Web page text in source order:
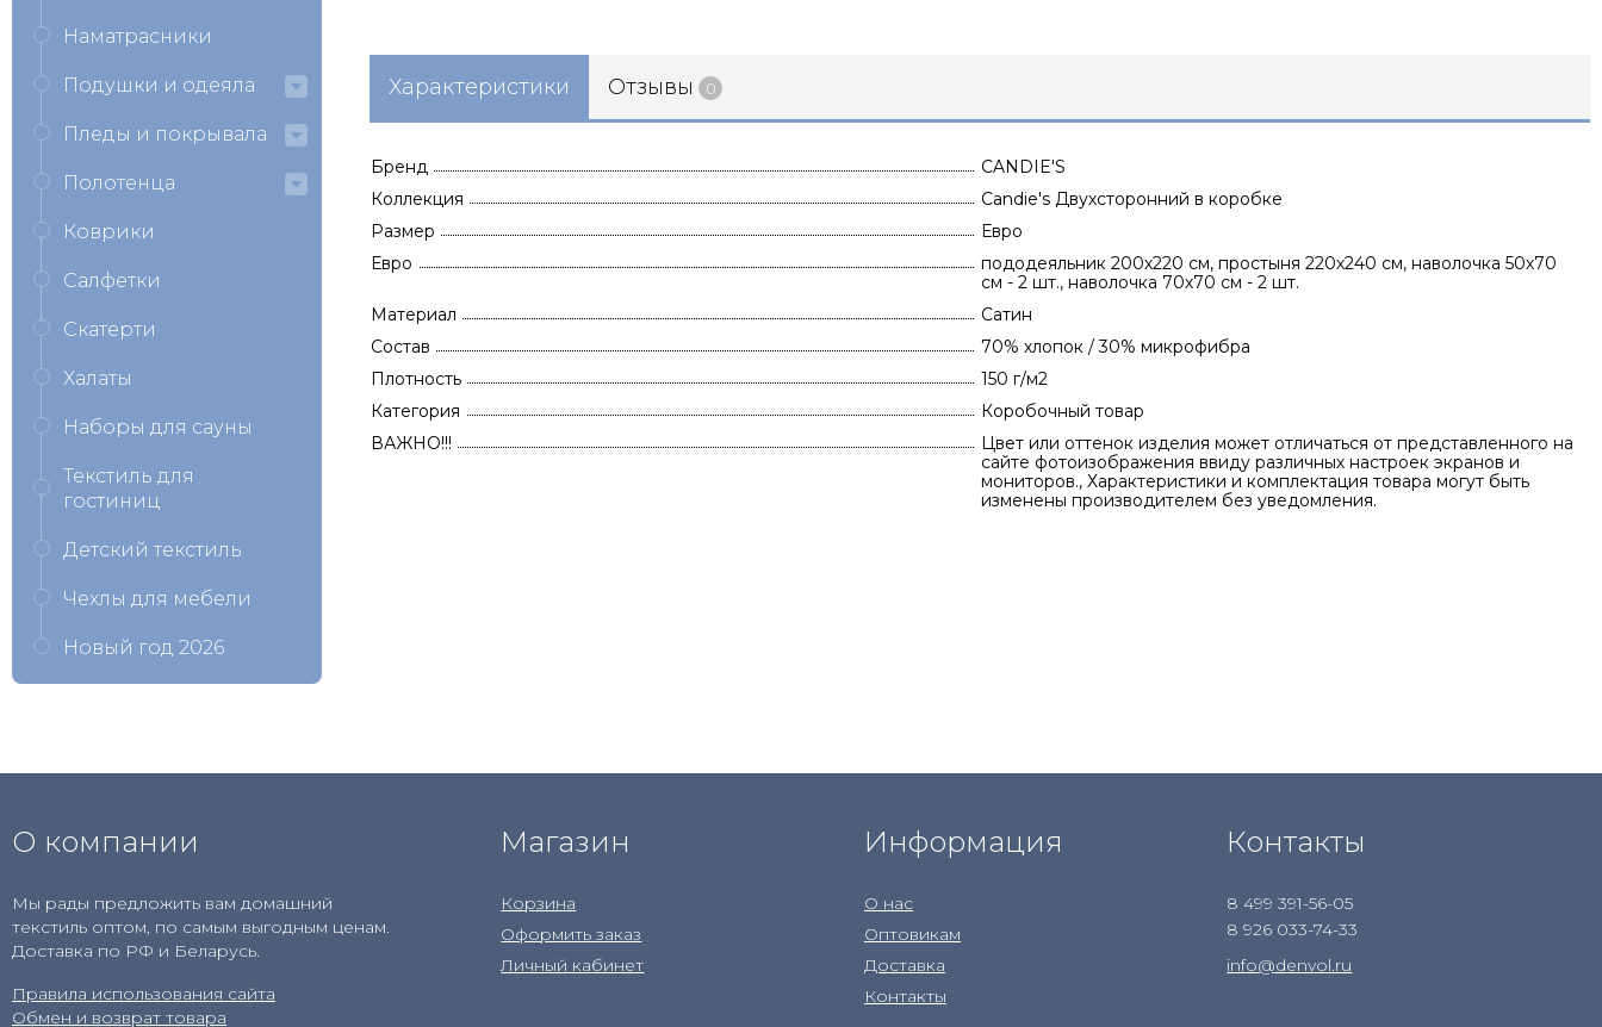
Характеристики Отзывы 0
Бренд
CANDIE'S
Коллекция
Candie's Двухсторонний в коробке
Размер
Евро
Евро
пододеяльник 200х220 см, простыня 220х240 см, наволочка 50х70
см - 2 шт., наволочка 70х70 см - 2 шт.
Материал
Сатин
Состав
70% хлопок / 30% микрофибра
Плотность
150 г/м2
Категория
Коробочный товар
ВАЖНО!!!
Цвет или оттенок изделия может отличаться от представленного на
сайте фотоизображения ввиду различных настроек экранов и
мониторов., Характеристики и комплектация товара могут быть
изменены производителем без уведомления.
Наматрасники
Подушки и одеяла
Пледы и покрывала
Полотенца
Коврики
Салфетки
Скатерти
Халаты
Наборы для сауны
Текстиль для
гостиниц
Детский текстиль
Чехлы для мебели
Новый год 2026
О компании
Мы рады предложить вам домашний
текстиль оптом, по самым выгодным ценам.
Доставка по РФ и Беларусь.
Правила использования сайта
Обмен и возврат товара
Магазин
Корзина
Оформить заказ
Личный кабинет
Информация
О нас
Оптовикам
Доставка
Контакты
Контакты
8 499 391-56-05
8 926 033-74-33
info@denvol.ru